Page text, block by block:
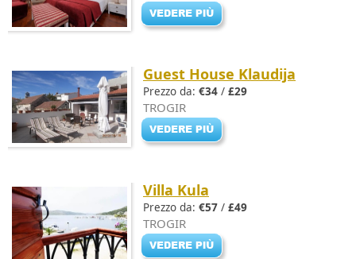
Guest House Klaudija
Prezzo da: €34 / £29
TROGIR
Villa Kula
Prezzo da: €57 / £49
TROGIR